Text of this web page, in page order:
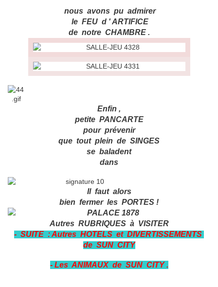
nous avons pu admirer
le FEU d ' ARTIFICE
de notre CHAMBRE .
Enfin ,
petite PANCARTE
pour prévenir
que tout plein de SINGES
se baladent
dans
Il faut alors
bien fermer les PORTES !
Autres RUBRIQUES à VISITER
- SUITE : Autres HOTELS et DIVERTISSEMENTS
de SUN CITY
- Les ANIMAUX de SUN CITY .